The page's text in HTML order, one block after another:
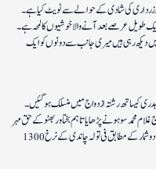
بھٹو زرداری کی شادی کے حوالے سے ٹویٹ کیا ہے۔
طویل عرصے بعد آنے والا خوشیوں کا لمحہ ہے۔
دیکھ رہی ہیں میری جانب سے دونوں کو ایک
کيساتھ رشتہ ازدواج ميں منسلک ہوگئیں ۔
محمد سوہو نے پڑھایا تاہم بختاور بھٹو کے حق مہر
میں 132 تولہ چاندی مقرر کی گئی ۔ صراف ایسوسی ایشن سے جاری اعداد و شمار کے مطابق فی تولہ چاندی کے نرخ 1300